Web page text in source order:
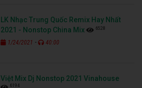
LK Nhạc Trung Quốc Remix Hay Nhất
2021 - Nonstop China Mix
6528
1/24/2021 - 40:00
Việt Mix Dj Nonstop 2021 Vinahouse
6194